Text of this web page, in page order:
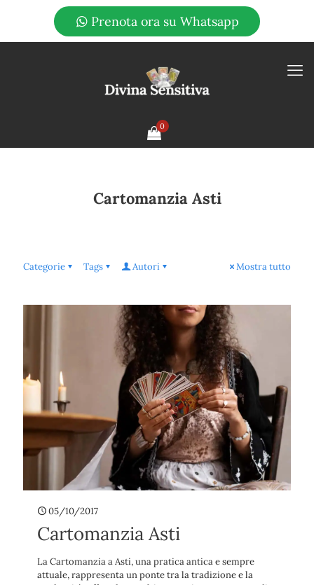
Prenota ora su Whatsapp
0
Cartomanzia Asti
Categorie Tags Autori Mostra tutto
05/10/2017
Cartomanzia Asti
La Cartomanzia a Asti, una pratica antica e sempre
attuale, rappresenta un ponte tra la tradizione e la